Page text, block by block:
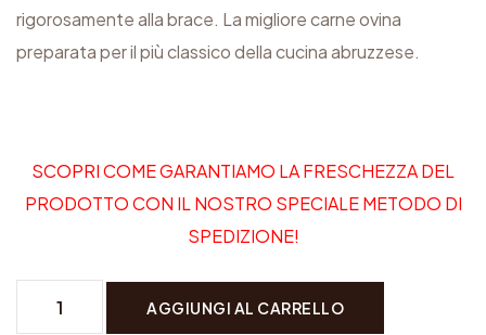
rigorosamente alla brace. La migliore carne ovina
preparata per il più classico della cucina abruzzese.
SCOPRICOME GARANTIAMO LA FRESCHEZZA DEL
PRODOTTO CON IL NOSTRO SPECIALE METODO DI
SPEDIZIONE!
AGGIUNGI AL CARRELLO